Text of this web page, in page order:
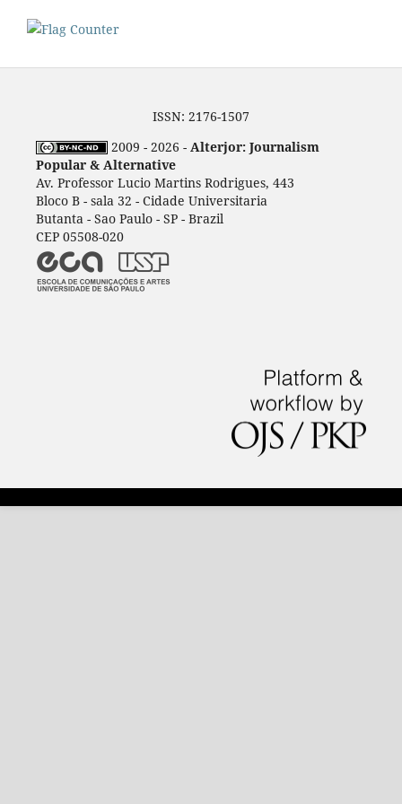
ISSN: 2176-1507
2009 - 2026 - Alterjor: Journalism
Popular & Alternative
Av. Professor Lucio Martins Rodrigues, 443
Bloco B - sala 32 - Cidade Universitaria
Butanta - Sao Paulo - SP - Brazil
CEP 05508-020